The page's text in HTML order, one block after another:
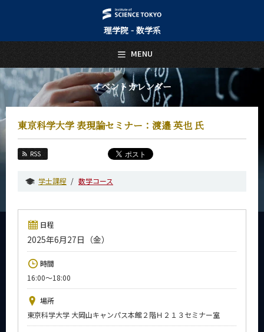
理学院 - 数学系
イベントカレンダー
東京科学大学 表現論セミナー：渡邉 英也 氏
RSS
学士課程 数学コース
日程
2025年6月27日（金）
時間
16:00～18:00
場所
東京科学大学 大岡山キャンパス本館２階Ｈ２１３セミナー室
MENU
日本語 English
トップページ
Top Page
数学系について
About Us
教育
Education
入学案内
Admissions
数学系 News
イベントカレンダー
Event Calendar
今後のイベント